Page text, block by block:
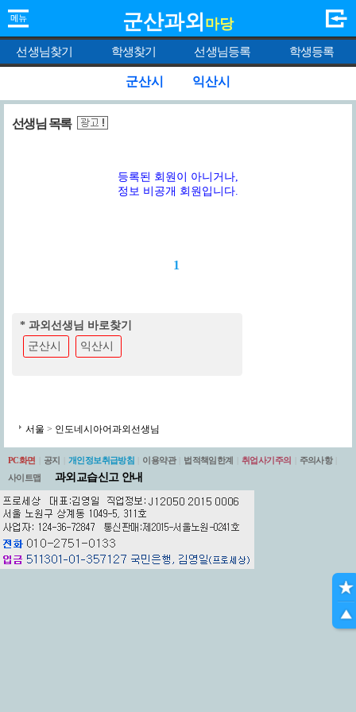
군산과외 마당
선생님찾기 학생찾기 선생님등록 학생등록
군산시 익산시
선생님 목록
등록된 회원이 아니거나,
정보 비공개 회원입니다.
1
* 과외선생님 바로찾기
군산시
익산시
서울 > 인도네시아어과외선생님
PC화면 공지 개인정보취급방침 이용약관 법적책임한계 취업사기주의 주의사항
사이트맵
과외교습신고 안내